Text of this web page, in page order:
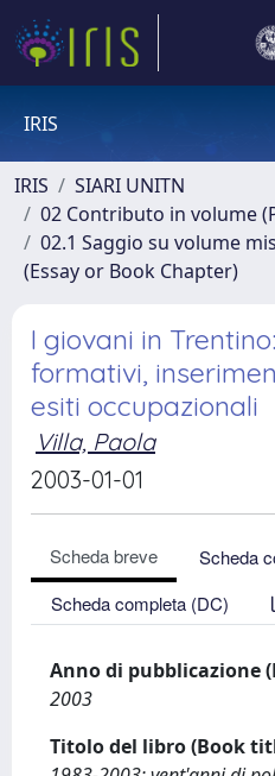
IRIS
IRIS
SIARI UNITN
02 Contributo in volume
02.1 Saggio su volume
(Essay or Book Chapter)
I giovani in
formativi,
esiti occupazionali
Villa, Paola
2003-01-01
Scheda breve
Scheda
Scheda completa (DC)
Anno di pubblicazione
2003
Titolo del libro (Book